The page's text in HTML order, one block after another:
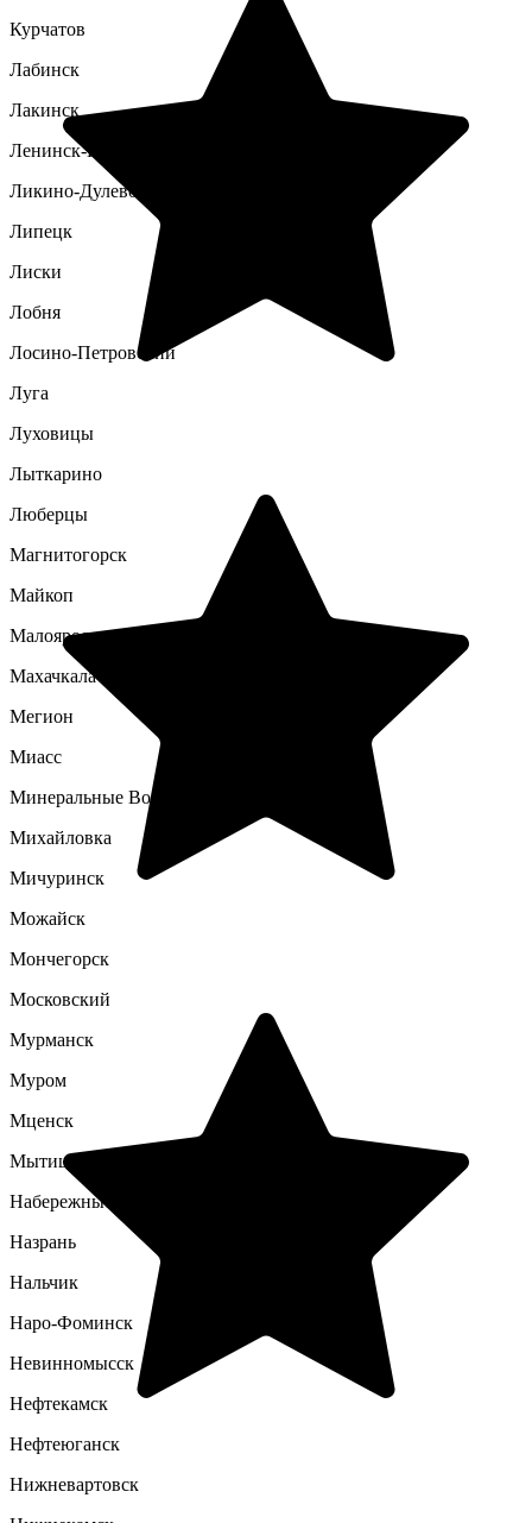
Курчатов
Лабинск
Лакинск
Ленинск-Кузнецкий
Ликино-Дулево
Липецк
Лиски
Лобня
Лосино-Петровский
Луга
Луховицы
Лыткарино
Люберцы
Магнитогорск
Майкоп
Малоярославец
Махачкала
Мегион
Миасс
Минеральные Воды
Михайловка
Мичуринск
Можайск
Мончегорск
Московский
Мурманск
Муром
Мценск
Мытищи
Набережные Челны
Назрань
Нальчик
Наро-Фоминск
Невинномысск
Нефтекамск
Нефтеюганск
Нижневартовск